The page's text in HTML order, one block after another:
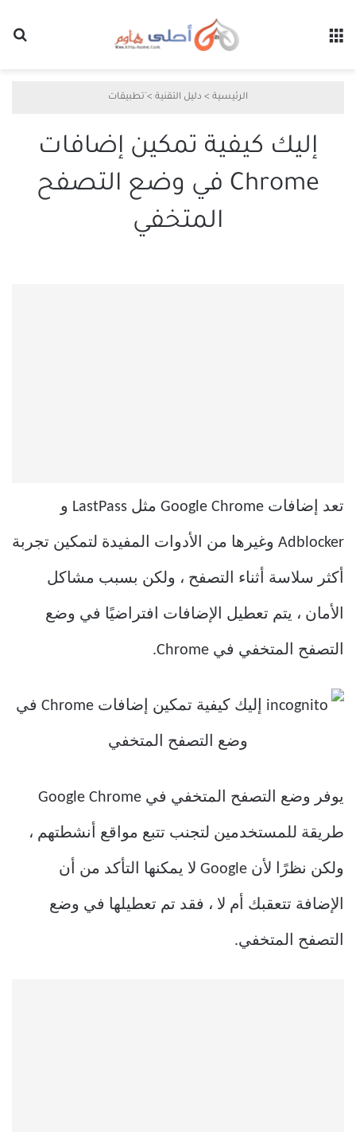
الرئيسية > دليل التقنية > َتطبيقات
إليك كيفية تمكين إضافات
Chrome في وضع التصفح
المتخفي
تعد إضافات Google Chrome مثل LastPass و
Adblocker وغيرها من الأدوات المفيدة لتمكين تجربة
أكثر سلاسة أثناء التصفح ، ولكن بسبب مشاكل
الأمان ، يتم تعطيل الإضافات افتراضيًا في وضع
التصفح المتخفي في Chrome.
يوفر وضع التصفح المتخفي في Google Chrome
طريقة للمستخدمين لتجنب تتبع مواقع أنشطتهم ،
ولكن نظرًا لأن Google لا يمكنها التأكد من أن
الإضافة تتعقبك أم لا ، فقد تم تعطيلها في وضع
التصفح المتخفي.